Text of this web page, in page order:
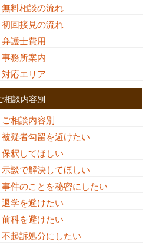
無料相談の流れ
初回接見の流れ
弁護士費用
事務所案内
対応エリア
相談内容別
ご相談内容別
被疑者勾留を避けたい
保釈してほしい
示談で解決してほしい
事件のことを秘密にしたい
退学を避けたい
前科を避けたい
不起訴処分にしたい